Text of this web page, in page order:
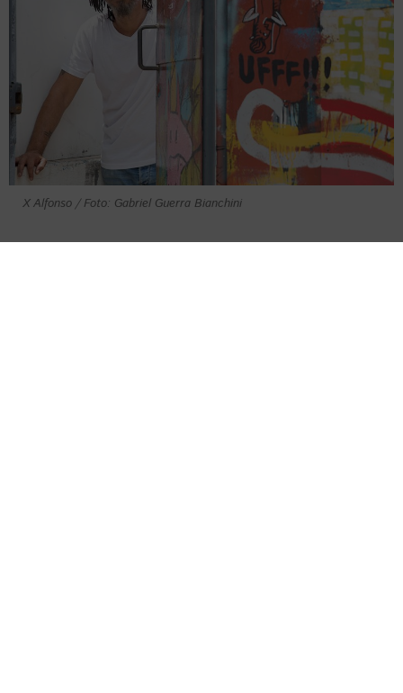
X Alfonso / Foto: Gabriel Guerra Bianchini
Después de una década prácticamente en